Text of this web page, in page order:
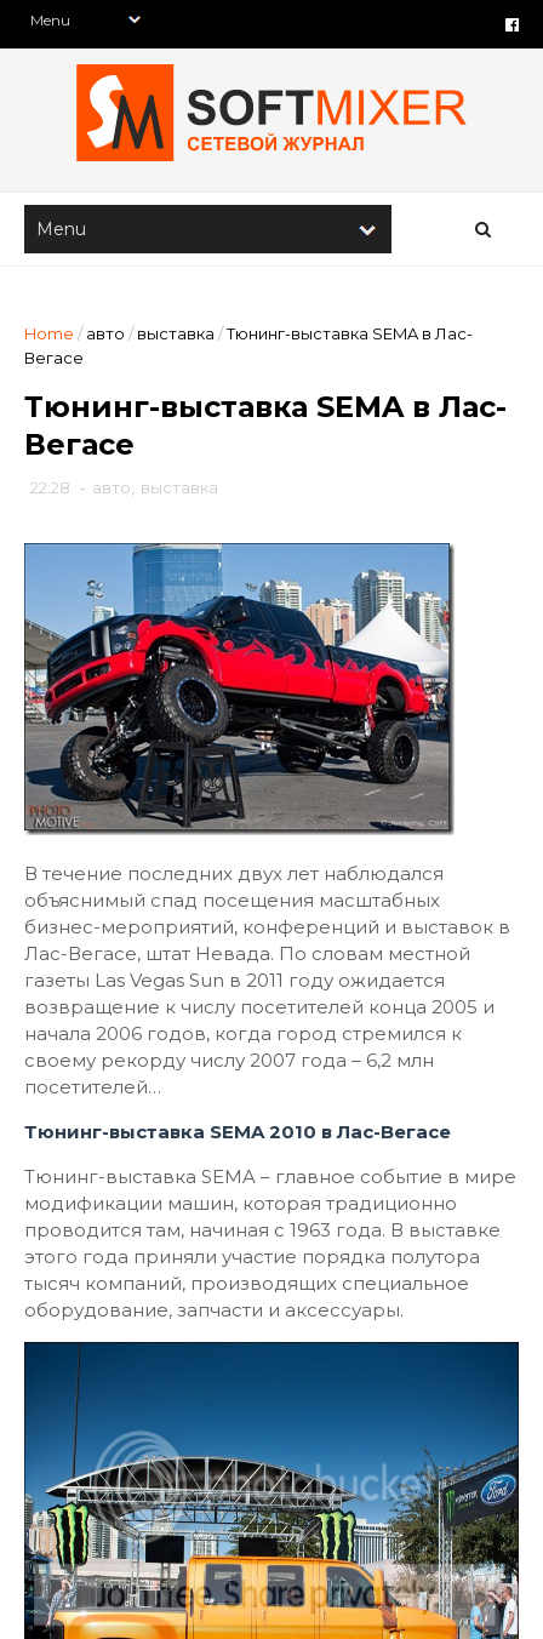
Home / авто / выставка /Тюнинг-выставка SEMA в Лас-
Вегасе
Тюнинг-выставка SEMA в Лас-
Вегасе
22:28 - авто выставка
В течение последних двух лет наблюдался
объяснимый спад посещения масштабных
бизнес-мероприятий, конференций и выставок в
Лас-Вегасе, штат Невада. По словам местной
газеты Las Vegas Sun в 2011 году ожидается
возвращение к числу посетителей конца 2005 и
начала 2006 годов, когда город стремился к
своему рекорду числу 2007 года – 6,2 млн
посетителей…
Тюнинг-выставка SEMA 2010 в Лас-Вегасе
Тюнинг-выставка SEMA – главное событие в мире
модификации машин, которая традиционно
проводится там, начиная с 1963 года. В выставке
этого года приняли участие порядка полутора
тысяч компаний, производящих специальное
оборудование, запчасти и аксессуары.